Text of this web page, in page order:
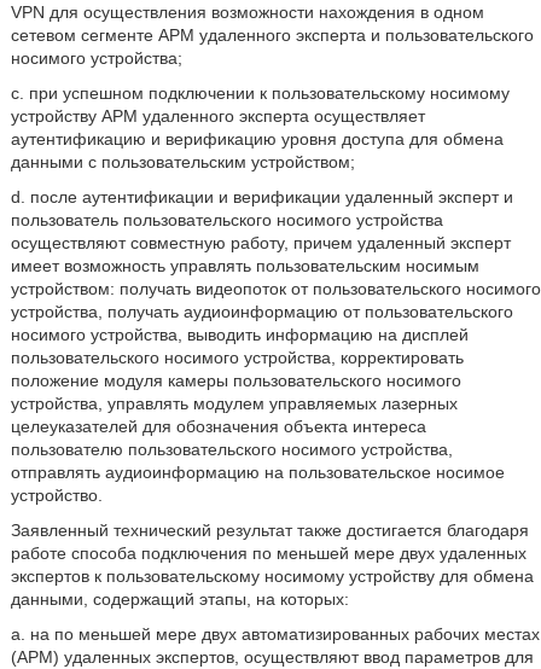
VPN для осуществления возможности нахождения в одном
сетевом сегменте АРМ удаленного эксперта и пользовательского
носимого устройства;
c. при успешном подключении к пользовательскому носимому
устройству АРМ удаленного эксперта осуществляет
аутентификацию и верификацию уровня доступа для обмена
данными с пользовательским устройством;
d. после аутентификации и верификации удаленный эксперт и
пользователь пользовательского носимого устройства
осуществляют совместную работу, причем удаленный эксперт
имеет возможность управлять пользовательским носимым
устройством: получать видеопоток от пользовательского носимого
устройства, получать аудиоинформацию от пользовательского
носимого устройства, выводить информацию на дисплей
пользовательского носимого устройства, корректировать
положение модуля камеры пользовательского носимого
устройства, управлять модулем управляемых лазерных
целеуказателей для обозначения объекта интереса
пользователю пользовательского носимого устройства,
отправлять аудиоинформацию на пользовательское носимое
устройство.
Заявленный технический результат также достигается благодаря
работе способа подключения по меньшей мере двух удаленных
экспертов к пользовательскому носимому устройству для обмена
данными, содержащий этапы, на которых:
а. на по меньшей мере двух автоматизированных рабочих местах
(АРМ) удаленных экспертов, осуществляют ввод параметров для